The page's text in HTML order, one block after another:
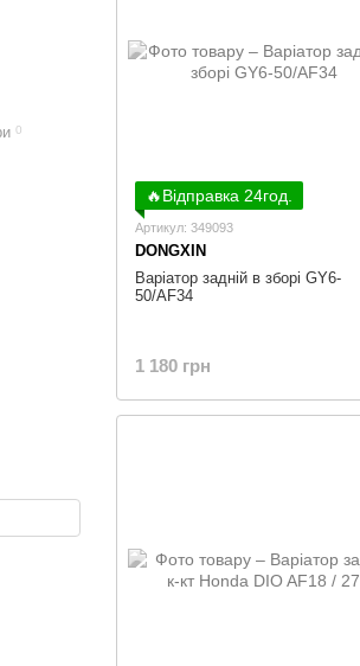
🔥Відправка 24год.
Артикул: 349093
DONGXIN
Варіатор задній в зборі GY6-
50/AF34
1 180 грн
0